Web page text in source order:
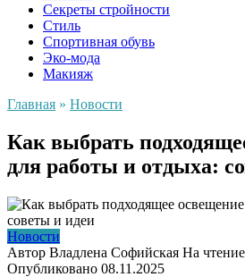
Секреты стройности
Стиль
Спортивная обувь
Эко-мода
Макияж
Главная » Новости
Как выбрать
для работы и отдыха:
Новости
Автор Владлена Софийская На чтение
Опубликовано 08.11.2025